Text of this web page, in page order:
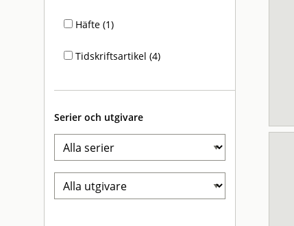
Häfte (1)
Tidskriftsartikel (4)
Serier och utgivare